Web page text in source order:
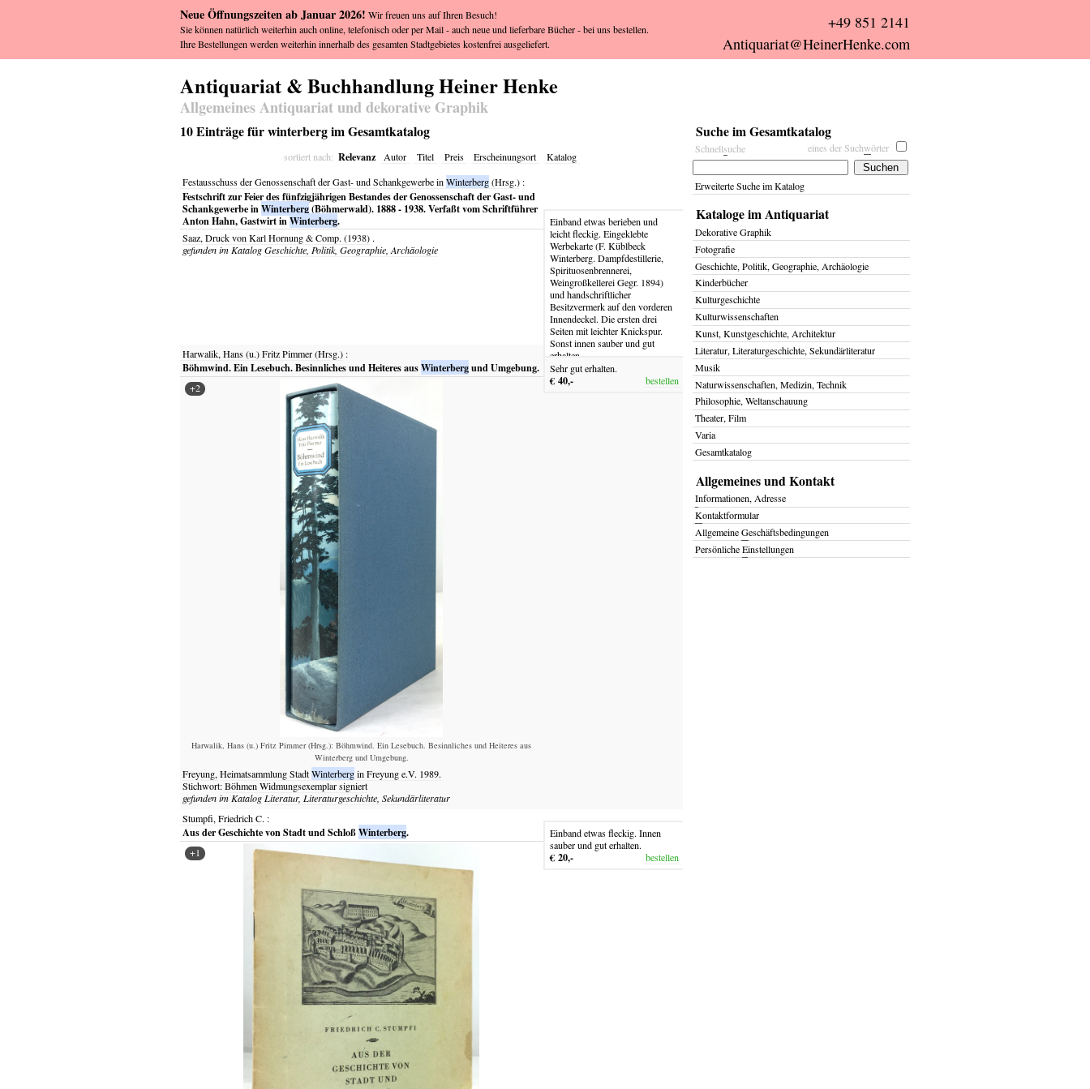
Antiquariat & Buchhandlung Heiner Henke
Allgemeines Antiquariat und dekorative Graphik
10 Einträge für winterberg im Gesamtkatalog
sortiert nach: Relevanz Autor Titel Preis Erscheinungsort
Katalog
Festausschuss der Genossenschaft der Gast- und Schankgewerbe inWinterberg(Hrsg.):
Festschrift zur Feier des fünfzigjährigen Bestandes der Genossenschaft der Gast- und
Schankgewerbe inWinterberg(Böhmerwald). 1888 - 1938. Verfaßt vom Schriftführer
Anton Hahn, Gastwirt inWinterberg.
Saaz, Druck von Karl Hornung & Comp. (1938) .
gefunden im KatalogGeschichte, Politik, Geographie, Archäologie
Einband etwas berieben und
leicht fleckig. Eingeklebte
Werbekarte (F. Küblbeck
Winterberg. Dampfdestillerie,
Spirituosenbrennerei,
Weingroßkellerei Gegr. 1894)
und handschriftlicher
Besitzvermerk auf den vorderen
Innendeckel. Die ersten drei
Seiten mit leichter Knickspur.
Sonst innen sauber und gut
erhalten.
€ 60,-
Harwalik, Hans (u.) Fritz Pimmer (Hrsg.):
Böhmwind. Ein Lesebuch. Besinnliches und Heiteres ausWinterbergund Umgebung.
+2
Harwalik, Hans (u.) Fritz Pimmer (Hrsg.): Böhmwind. Ein Lesebuch. Besinnliches und Heiteres aus
Winterberg und Umgebung.
Freyung, Heimatsammlung StadtWinterbergin Freyung e.V. 1989.
Stichwort:Böhmen Widmungsexemplar signiert
gefunden im KatalogLiteratur, Literaturgeschichte, Sekundärliteratur
Sehr gut erhalten.
€ 40,- bestellen
Stumpfi, Friedrich C. :
Aus der Geschichte von Stadt und SchloßWinterberg.
+1
Einband etwas fleckig. Innen
sauber und gut erhalten.
€ 20,- bestellen
Suche im Gesamtkatalog
eines der Suchwörter
Schnellsuche
Erweiterte Suche im Katalog
Kataloge im Antiquariat
Dekorative Graphik
Fotografie
Geschichte, Politik, Geographie, Archäologie
Kinderbücher
Kulturgeschichte
Kulturwissenschaften
Kunst, Kunstgeschichte, Architektur
Literatur, Literaturgeschichte, Sekundärliteratur
Musik
Naturwissenschaften, Medizin, Technik
Philosophie, Weltanschauung
Theater, Film
Varia
Gesamtkatalog
Allgemeines und Kontakt
Informationen, Adresse
Kontaktformular
AllgemeineGeschäftsbedingungen
PersönlicheEinstellungen
Neue Öffnungszeiten ab Januar 2026! Wir freuen uns auf Ihren Besuch!
Sie können natürlich weiterhin auch online, telefonisch oder per Mail - auch neue und lieferbare Bücher - bei uns bestellen.
Ihre Bestellungen werden weiterhin innerhalb des gesamten Stadtgebietes kostenfrei ausgeliefert.
+49 851 2141
Antiquariat@HeinerHenke.com